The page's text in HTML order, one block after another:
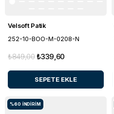
Velsoft Patik
252-10-BOO-M-0208-N
₺339,60
₺849,00
SEPETE EKLE
%60 İNDIRIM